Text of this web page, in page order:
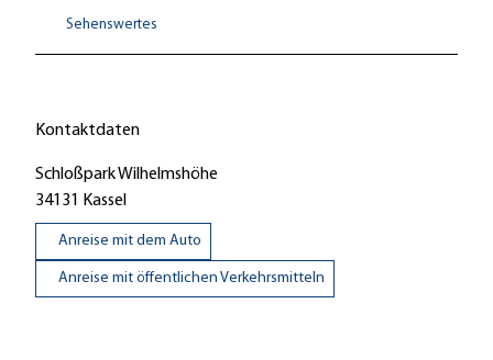
Sehenswertes
Kontaktdaten
Schloßpark Wilhelmshöhe
34131
Kassel
Anreise mit dem Auto
Anreise mit öffentlichen Verkehrsmitteln